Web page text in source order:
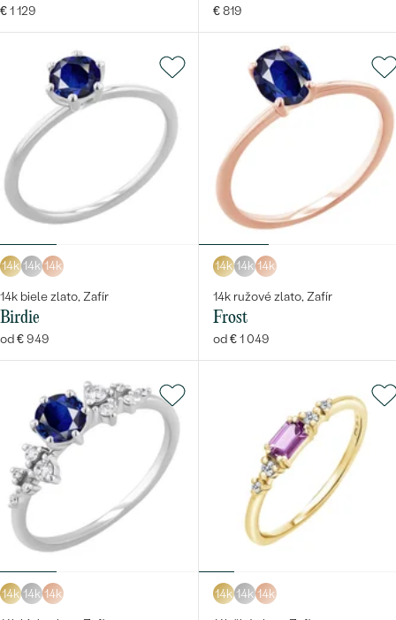
€ 1 129 € 819
14k 14k 14k
14k biele zlato, Zafír
Birdie
od € 949
14k 14k 14k
14k ružové zlato, Zafír
Frost
od € 1 049
14k 14k 14k 14k 14k 14k